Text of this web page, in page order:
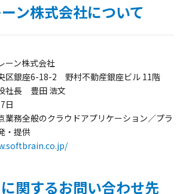
ン株式会社について
ーン株式会社
区銀座6-18-2 野村不動産銀座ビル 11階
社長 豊田 浩文
日
業務全般のクラウドアプリケーション／プラ
・提供
関するお問い合わせ先